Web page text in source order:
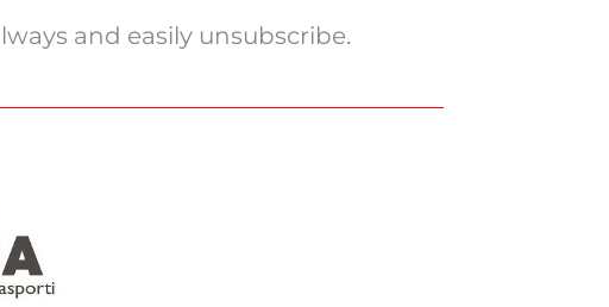
and easily unsubscribe.